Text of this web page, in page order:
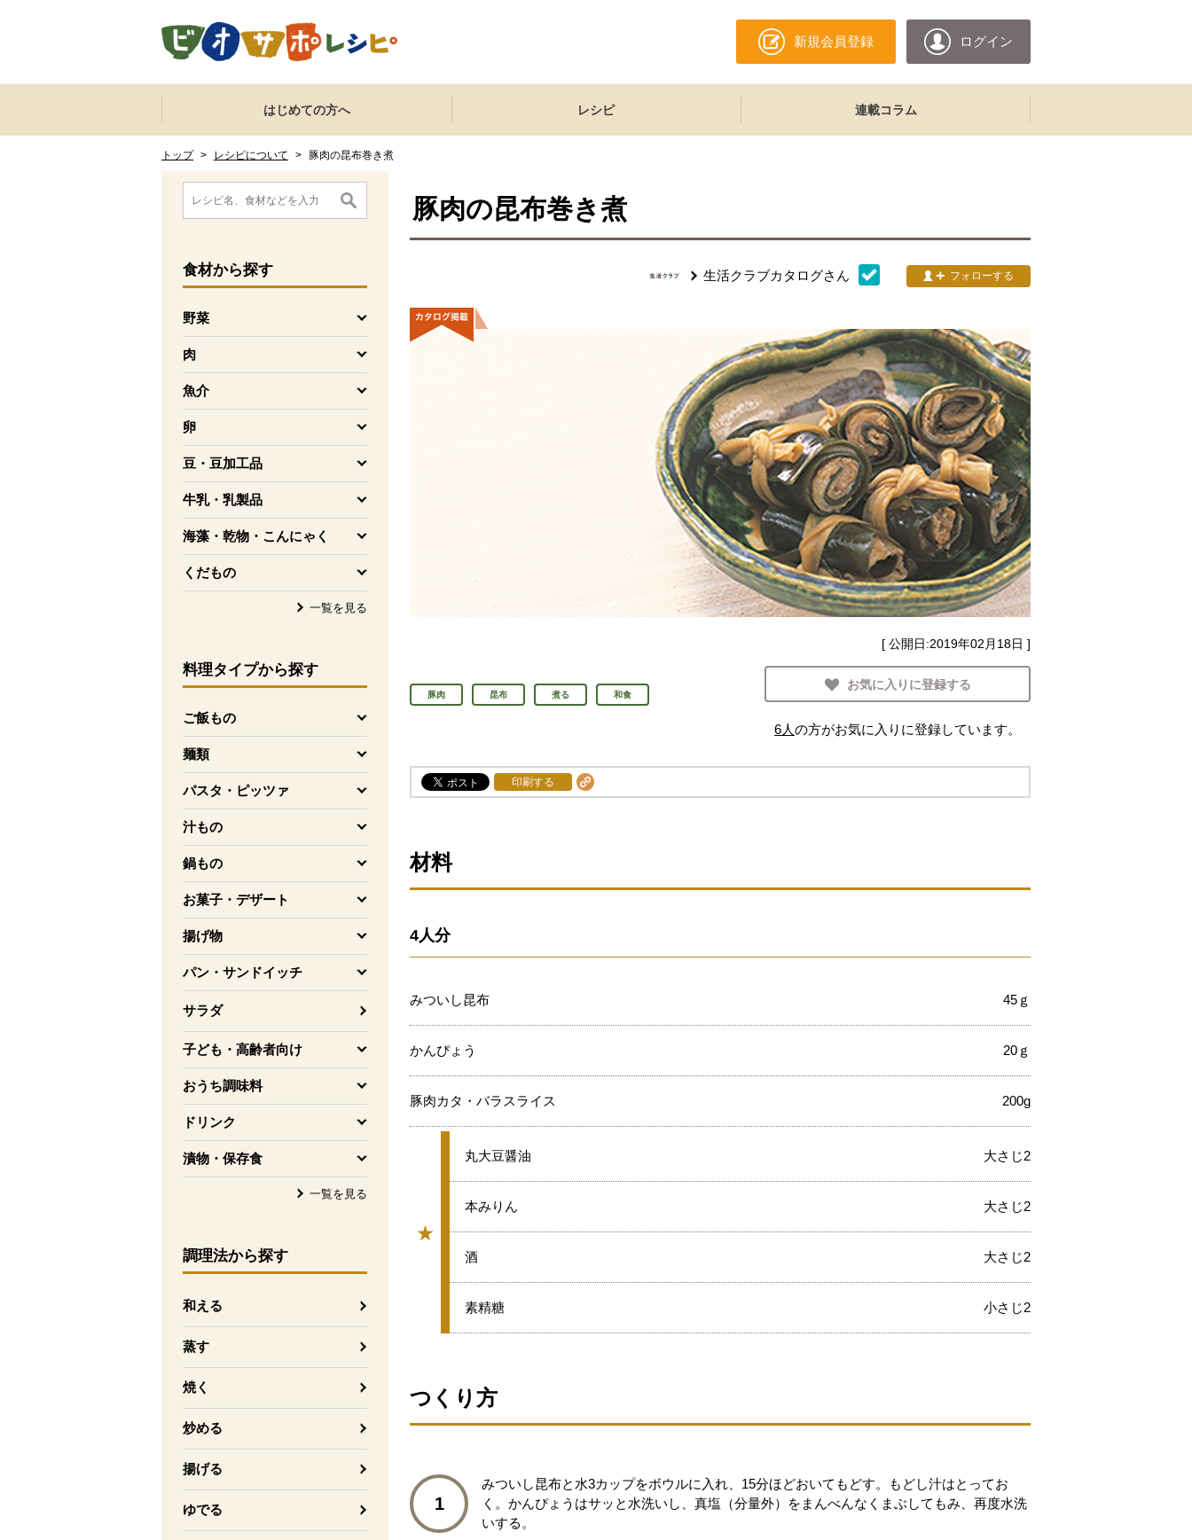
新規会員登録 ログイン
ここからサイト内共通メニューです。
サイト内共通メニューをスキップする
はじめての方へ レシピ 連載コラム
トップ > レシピについて > 豚肉の昆布巻き煮
ここから消費材検索メニューです。
食材から探す
野菜
を開く
肉
を開く
魚介
を開く
卵
を開く
豆・豆加工品
を開く
牛乳・乳製品
を開く
海藻・乾物・こんにゃく
を開く
くだもの
を開く
一覧を見る
料理タイプから探す
ご飯もの
を開く
麺類
を開く
パスタ・ピッツァ
を開く
汁もの
を開く
鍋もの
を開く
お菓子・デザート
を開く
揚げ物
を開く
パン・サンドイッチ
を開く
サラダ
子ども・高齢者向け
を開く
おうち調味料
を開く
ドリンク
を開く
漬物・保存食
を開く
一覧を見る
調理法から探す
和える
蒸す
焼く
炒める
揚げる
ゆでる
消費材検索メニューここまで。
ここから本文です。
豚肉の昆布巻き煮
生活クラブカタログさん フォローする
[ 公開日:2019年02月18日 ]
豚肉 昆布 煮る 和食
お気に入りに登録する
6人の方がお気に入りに登録しています。
印刷する
材料
4人分
みついし昆布 45ｇ
かんぴょう 20ｇ
豚肉カタ・バラスライス 200g
★
グループ
★
丸大豆醤油 大さじ2
★
本みりん 大さじ2
★
酒 大さじ2
★
素精糖 小さじ2
つくり方
1
みついし昆布と水3カップをボウルに入れ、15分ほどおいてもどす。もどし汁はとってお
く。かんぴょうはサッと水洗いし、真塩（分量外）をまんべんなくまぶしてもみ、再度水洗
いする。